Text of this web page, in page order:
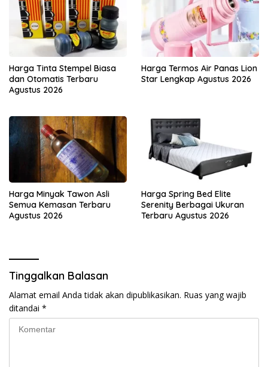
Harga Tinta Stempel Biasa
dan Otomatis Terbaru
Agustus 2026
Harga Termos Air Panas Lion
Star Lengkap Agustus 2026
Harga Minyak Tawon Asli
Semua Kemasan Terbaru
Agustus 2026
Harga Spring Bed Elite
Serenity Berbagai Ukuran
Terbaru Agustus 2026
Tinggalkan Balasan
Alamat email Anda tidak akan dipublikasikan. Ruas yang wajib
ditandai *